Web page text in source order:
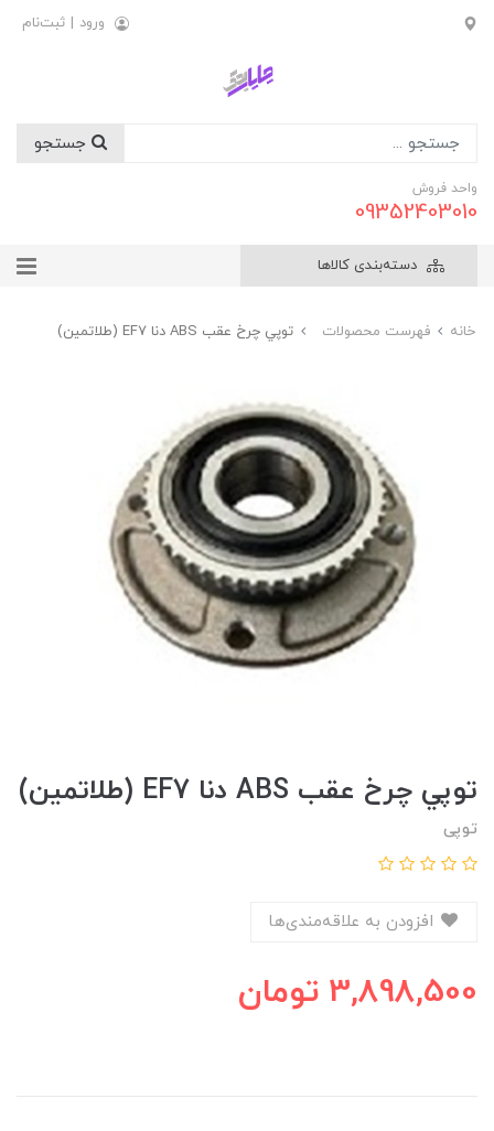
ورود | ثبت‌نام
واحد فروش
09352403010
دسته‌بندی کالاها
خانه فهرست محصولات توپي چرخ عقب ABS دنا EF7 (طلاتمین)
توپي چرخ عقب ABS دنا EF7 (طلاتمین)
توپی
3,898,500 تومان